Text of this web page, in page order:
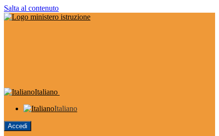
Salta al contenuto
Italiano
Italiano
Accedi